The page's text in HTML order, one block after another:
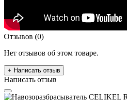
Отзывов (0)
Нет отзывов об этом товаре.
+ Написать отзыв
Написать отзыв